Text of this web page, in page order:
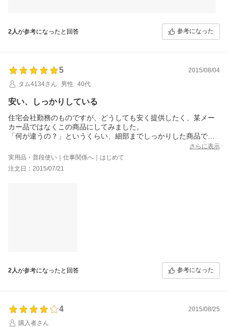
2人が参考になったと回答 参考になった
5
2015/08/04
タム4134さん
男性 40代
安い、しっかりしている
住宅会社勤務のものですが、どうしても安く提供したく、某メー
カー品ではなくこの商品にしてみました。
「何が違うの？」というくらい、細部までしっかりした商品で
す。他の店の商品（アジア産）も検討に入っていましたが、見え
ない部分がだめでした。
買って損なし商品です。
PS:ただ、こちらのショップには関係ないのですが、配送やさんの
さらに表示
実用品・普段使い｜仕事関係へ｜はじめて
注文日：2015/07/21
2人が参考になったと回答 参考になった
4
2015/08/25
購入者さん